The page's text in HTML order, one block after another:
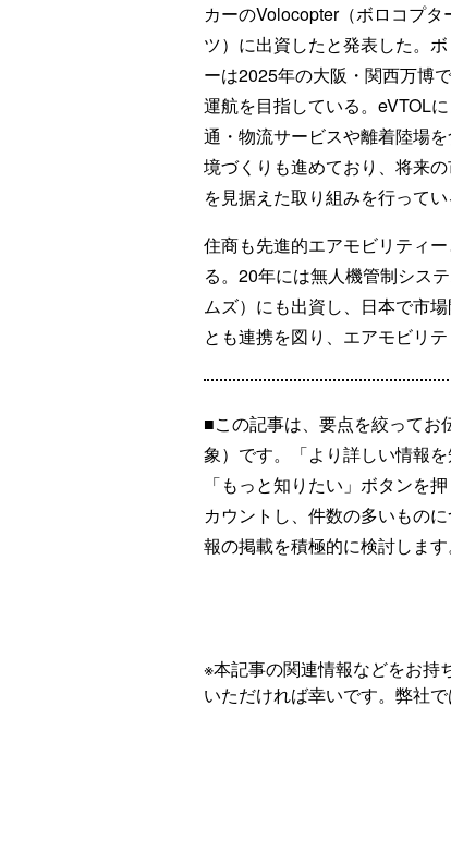
カーのVolocopter（ボロコプタ
ツ）に出資したと発表した。
ーは2025年の大阪・関西万博
運航を目指している。eVTOL
通・物流サービスや離着陸場
境づくりも進めており、将来
を見据えた取り組みを行ってい
住商も先進的エアモビリティ
る。20年には無人機管制シス
ムズ）にも出資し、日本で市
とも連携を図り、エアモビリ
■この記事は、要点を絞ってお
象）です。「より詳しい情報
「もっと知りたい」ボタンを
カウントし、件数の多いもの
報の掲載を積極的に検討します
※本記事の関連情報などをお持
いただければ幸いです。弊社